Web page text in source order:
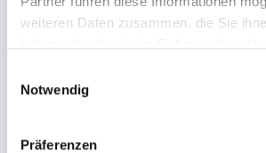
weiteren Daten zusammen, die Sie
Notwendig
Präferenzen